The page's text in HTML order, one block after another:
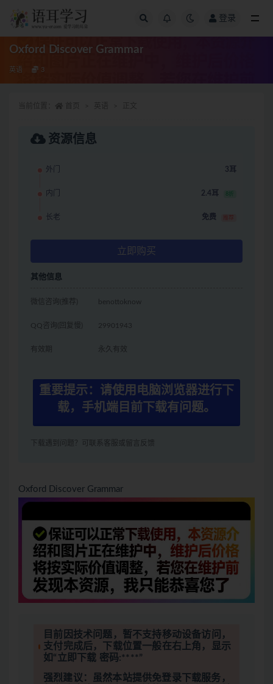
登录
Oxford Discover Grammar
英语 3
资源信息
外门 3耳
内门 2.4耳 8折
长老 免费 推荐
立即购买
其他信息
微信咨询(推荐) benottoknow
QQ咨询(回复慢) 29901943
有效期 永久有效
重要提示：请使用电脑浏览器进行下
载，手机端目前下载有问题。
下载遇到问题？可联系客服或留言反馈
Oxford Discover Grammar
目前因技术问题，暂不支持移动设备访问，
支付完成后，下载位置一般在右上角，显示
如“立即下载 密码:****”
强烈建议：虽然本站提供免登录下载服务，